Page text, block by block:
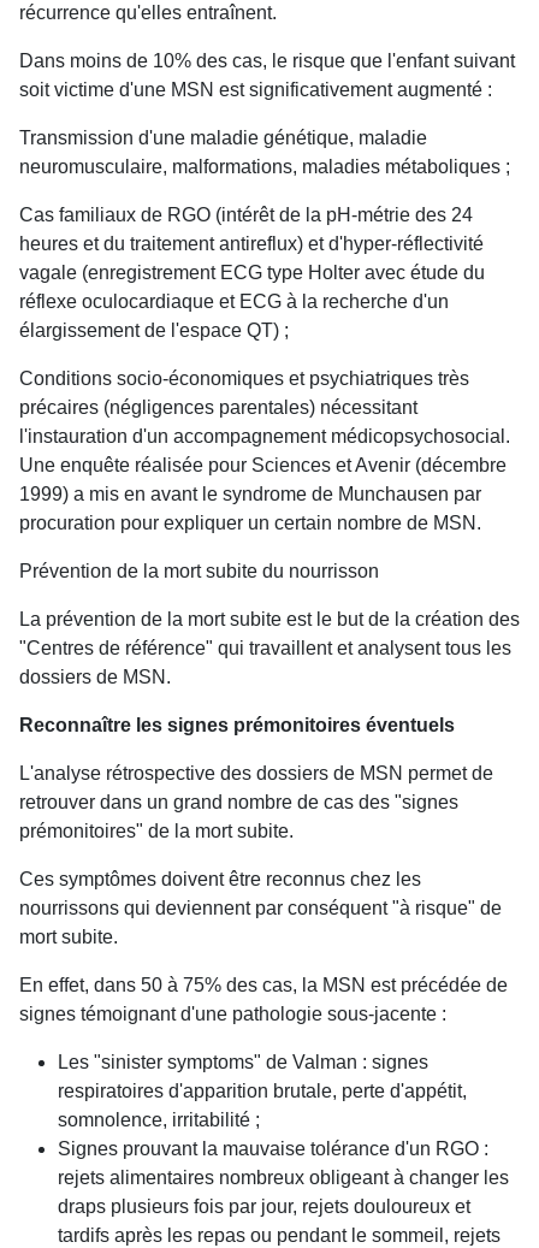
récurrence qu'elles entraînent.
Dans moins de 10% des cas, le risque que l'enfant suivant
soit victime d'une MSN est significativement augmenté :
Transmission d'une maladie génétique, maladie
neuromusculaire, malformations, maladies métaboliques ;
Cas familiaux de RGO (intérêt de la pH-métrie des 24
heures et du traitement antireflux) et d'hyper-réflectivité
vagale (enregistrement ECG type Holter avec étude du
réflexe oculocardiaque et ECG à la recherche d'un
élargissement de l'espace QT) ;
Conditions socio-économiques et psychiatriques très
précaires (négligences parentales) nécessitant
l'instauration d'un accompagnement médicopsychosocial.
Une enquête réalisée pour Sciences et Avenir (décembre
1999) a mis en avant le syndrome de Munchausen par
procuration pour expliquer un certain nombre de MSN.
Prévention de la mort subite du nourrisson
La prévention de la mort subite est le but de la création des
"Centres de référence" qui travaillent et analysent tous les
dossiers de MSN.
Reconnaître les signes prémonitoires éventuels
L'analyse rétrospective des dossiers de MSN permet de
retrouver dans un grand nombre de cas des "signes
prémonitoires" de la mort subite.
Ces symptômes doivent être reconnus chez les
nourrissons qui deviennent par conséquent "à risque" de
mort subite.
En effet, dans 50 à 75% des cas, la MSN est précédée de
signes témoignant d'une pathologie sous-jacente :
Les "sinister symptoms" de Valman : signes
respiratoires d'apparition brutale, perte d'appétit,
somnolence, irritabilité ;
Signes prouvant la mauvaise tolérance d'un RGO :
rejets alimentaires nombreux obligeant à changer les
draps plusieurs fois par jour, rejets douloureux et
tardifs après les repas ou pendant le sommeil, rejets